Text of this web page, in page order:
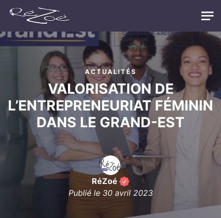
Skip to main content
ACTUALITÉS
VALORISATION DE
L’ENTREPRENEURIAT FÉMININ
DANS LE GRAND-EST
Publié le 30 avril 2023
RéZoé